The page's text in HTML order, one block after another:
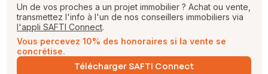
Un de vos proches a un projet immobilier ? Achat ou vente,
transmettez l'info à l'un de nos conseillers immobiliers via
l'appli SAFTI Connect.
Vous percevez 10% des honoraires si la vente se
concrétise.
Télécharger SAFTI Connect